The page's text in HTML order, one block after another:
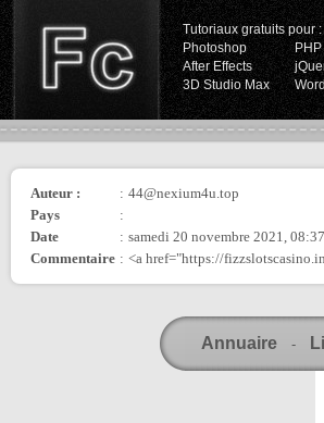
Tutoriaux gratuits pour :
Photoshop
PHP
After Effects
3D Studio Max
Auteur : : 44@nexium4u.top
Pays
:
Date
: samedi 20 novembre 2021, 08:37
Commentaire : <a href="https://
Annuaire -